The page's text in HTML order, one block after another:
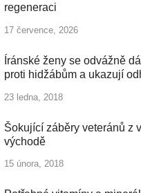
regeneraci
17 července, 2026
Íránské ženy se odvážně
proti hidžábům a ukazují
23 ledna, 2018
Šokující záběry veteránů z
východě
15 února, 2018